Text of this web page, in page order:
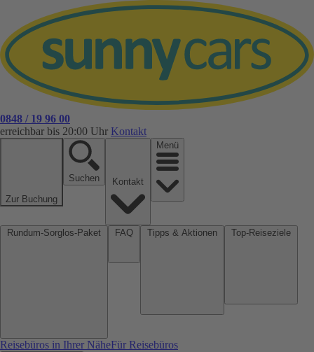
0848 / 19 96 00
erreichbar bis 20:00 Uhr Kontakt
Zur Buchung
Suchen
Menü
Reisebüros in Ihrer NäheFür Reisebüros